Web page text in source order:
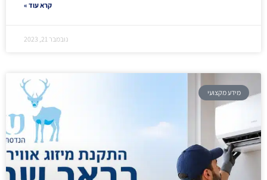
קרא עוד »
נובמבר 21, 2023
מידע מקצועי